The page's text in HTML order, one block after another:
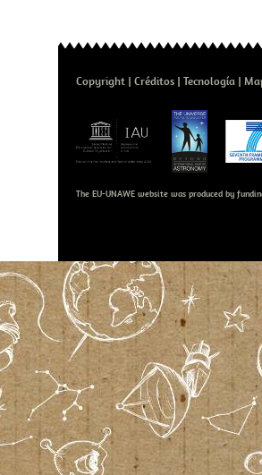
Copyright Créditos Tecnología
The EU-UNAWE website was produced by